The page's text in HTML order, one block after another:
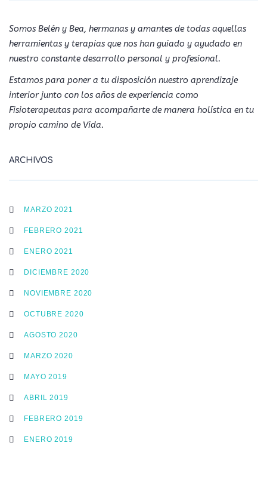
Somos Belén y Bea, hermanas y amantes de todas aquellas
herramientas y terapias que nos han guiado y ayudado en
nuestro constante desarrollo personal y profesional.
Estamos para poner a tu disposición nuestro aprendizaje
interior junto con los años de experiencia como
Fisioterapeutas para acompañarte de manera holística en tu
propio camino de Vida.
ARCHIVOS
MARZO 2021
FEBRERO 2021
ENERO 2021
DICIEMBRE 2020
NOVIEMBRE 2020
OCTUBRE 2020
AGOSTO 2020
MARZO 2020
MAYO 2019
ABRIL 2019
FEBRERO 2019
ENERO 2019